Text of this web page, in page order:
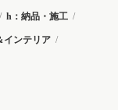
/ h：納品・施工 /
インテリア /